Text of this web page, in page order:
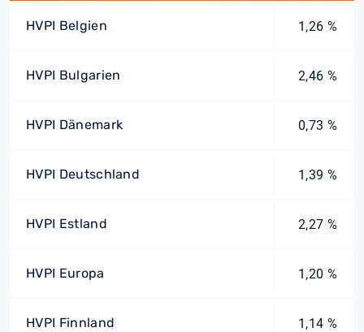
HVPI Belgien 1,26 %
HVPI Bulgarien 2,46 %
HVPI Dänemark 0,73 %
HVPI Deutschland 1,39 %
HVPI Estland 2,27 %
HVPI Europa 1,20 %
HVPI Finnland 1,14 %